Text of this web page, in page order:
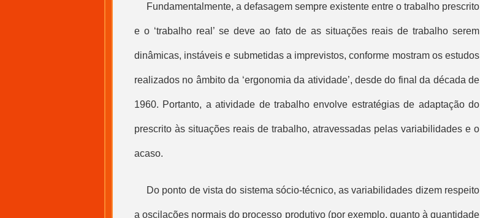
Fundamentalmente, a defasagem sempre existente entre o trabalho prescrito
e o ‘trabalho real ’ se deve ao fato de as situações reais de trabalho serem
dinâmicas, instáveis e submetidas a imprevistos, conforme mostram os estudos
realizados no âmbito da ‘ergonomia da atividade’, desde do final da década de
1960. Portanto, a atividade de trabalho envolve estratégias de adaptação do
prescrito às situações reais de trabalho, atravessadas pelas variabilidades e o
acaso.
Do ponto de vista do sistema sócio-técnico, as variabilidades dizem respeito
a oscilações normais do processo produtivo (por exemplo, quanto à quantidade